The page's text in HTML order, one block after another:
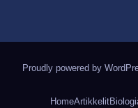
Proudly powered by
HomeArtikkelit